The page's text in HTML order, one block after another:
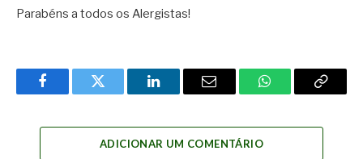
Parabéns a todos os Alergistas!
FacebookTwitter LinkedInEmail WhatsAppCopy
ADICIONAR UM COMENTÁRIO